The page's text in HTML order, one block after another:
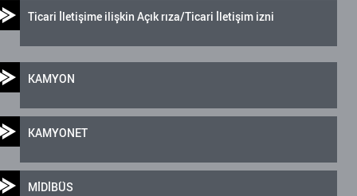
Ticari İletişime ilişkin Açık rıza/Ticari İletişim izni
KAMYON
KAMYONET
MİDİBÜS